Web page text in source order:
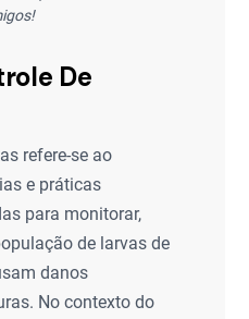
De
refere-se ao
e práticas
para monitorar,
de larvas de
danos
No contexto do